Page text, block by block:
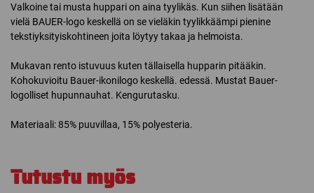
Valkoine tai musta huppari on aina tyylikäs. Kun siihen lisätään
vielä BAUER-logo keskellä on se vieläkin tyylikkäämpi pienine
tekstiyksityiskohtineen joita löytyy takaa ja helmoista.
Mukavan rento istuvuus kuten tällaisella hupparin pitääkin.
Kohokuvioitu Bauer-ikonilogo keskellä. edessä. Mustat Bauer-
logolliset hupunnauhat. Kengurutasku.
Materiaali: 85% puuvillaa, 15% polyesteria.
Tutustu myös